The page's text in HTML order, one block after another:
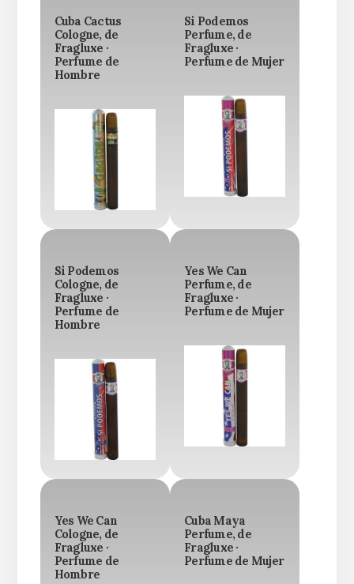
Cuba Cactus
Cologne, de
Fragluxe ·
Perfume de
Hombre
Si Podemos
Perfume, de
Fragluxe ·
Perfume de Mujer
Si Podemos
Cologne, de
Fragluxe ·
Perfume de
Hombre
Yes We Can
Perfume, de
Fragluxe ·
Perfume de Mujer
Yes We Can
Cologne, de
Fragluxe ·
Perfume de
Hombre
Cuba Maya
Perfume, de
Fragluxe ·
Perfume de Mujer